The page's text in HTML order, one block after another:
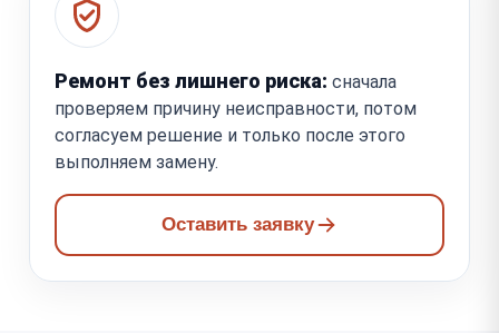
Ремонт без лишнего риска: сначала
проверяем причину неисправности, потом
согласуем решение и только после этого
выполняем замену.
Оставить заявку